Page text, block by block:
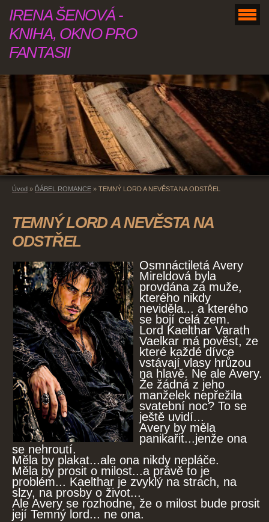
IRENA ŠENOVÁ -
KNIHA, OKNO PRO
FANTASII
Úvod » ĎÁBEL ROMANCE » TEMNÝ LORD A NEVĚSTA NA ODSTŘEL
TEMNÝ LORD A NEVĚSTA NA
ODSTŘEL
Osmnáctiletá Avery
Mireldová byla
provdána za muže,
kterého nikdy
neviděla... a kterého
se bojí celá zem.
Lord Kaelthar Varath
Vaelkar má pověst, ze
které každé dívce
vstávají vlasy hrůzou
na hlavě. Ne ale Avery.
Že žádná z jeho
manželek nepřežila
svatební noc? To se
ještě uvidí...
Avery by měla
panikařit...jenže ona
se nehroutí.
Měla by plakat...ale ona nikdy nepláče.
Měla by prosit o milost...a právě to je
problém... Kaelthar je zvyklý na strach, na
slzy, na prosby o život...
Ale Avery se rozhodne, že o milost bude prosit
její Temný lord... ne ona.